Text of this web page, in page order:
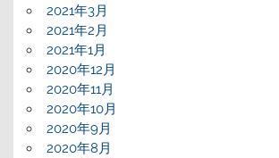
2021年3月
2021年2月
2021年1月
2020年12月
2020年11月
2020年10月
2020年9月
2020年8月